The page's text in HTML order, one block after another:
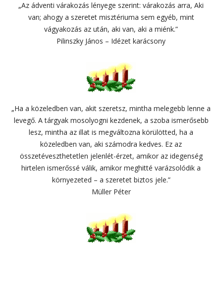
„Az ádventi várakozás lényege szerint: várakozás arra, Aki
van; ahogy a szeretet misztériuma sem egyéb, mint
vágyakozás az után, aki van, aki a miénk.”
Pilinszky János – Idézet karácsony
„Ha a közeledben van, akit szeretsz, mintha melegebb lenne a
levegő. A tárgyak mosolyogni kezdenek, a szoba ismerősebb
lesz, mintha az illat is megváltozna körülötted, ha a
közeledben van, aki számodra kedves. Ez az
összetéveszthetetlen jelenlét-érzet, amikor az idegenség
hirtelen ismerőssé válik, amikor meghitté varázsolódik a
környezeted – a szeretet biztos jele.”
Müller Péter